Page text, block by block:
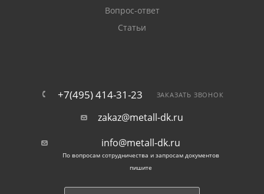
Вопрос-ответ
Статьи
+7(495) 414-31-23 ЗАКАЗАТЬ ЗВОНОК
zakaz@metall-dk.ru
info@metall-dk.ru
По вопросам сотрудничества и запросам документов
пишите